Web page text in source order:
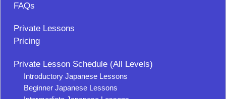
FAQs
Private Lessons
Pricing
Private Lesson Schedule (All Levels)
Introductory Japanese Lessons
Beginner Japanese Lessons